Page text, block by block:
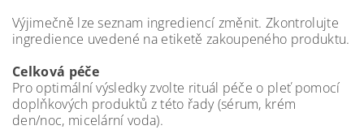
Výjimečně lze seznam ingrediencí změnit. Zkontrolujte
ingredience uvedené na etiketě zakoupeného produktu.
Celková péče
Pro optimální výsledky zvolte rituál péče o pleť pomocí
doplňkových produktů z této řady (sérum, krém
den/noc, micelární voda).